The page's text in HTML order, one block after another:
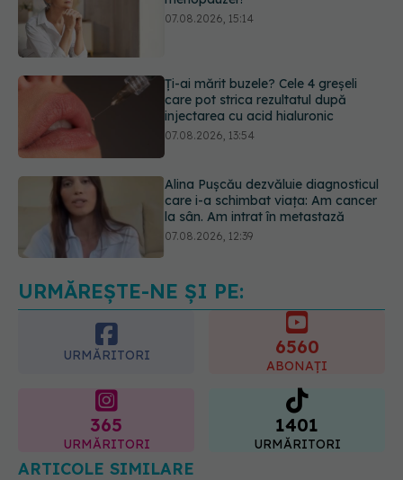
Ți-ai mărit buzele? Cele 4 greșeli
care pot strica rezultatul după
Alina Pușcău dezvăluie diagnosticul
care i-a schimbat viața: Am cancer
la sân. Am intrat în metastază
Dieta care poate crește brusc
colesterolul. Cine este mai expus
07.08.2026, 17:22
URMĂREȘTE-NE ȘI PE:
URMĂRITORI 6560
ABONAȚI
365
URMĂRITORI
1401
URMĂRITORI
ARTICOLE SIMILARE